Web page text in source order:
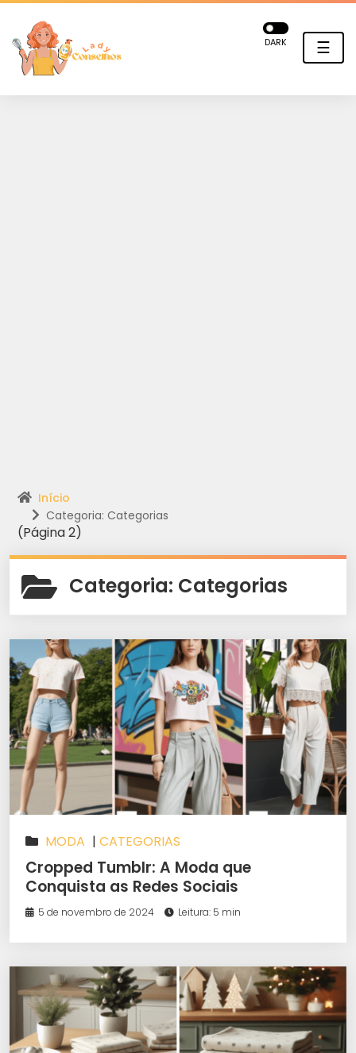
☰
DARK
Início
Categoria: Categorias
(Página 2)
Categoria: Categorias
MODA | CATEGORIAS
Cropped Tumblr: A Moda que
Conquista as Redes Sociais
5 de novembro de 2024 Leitura: 5 min